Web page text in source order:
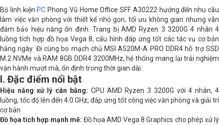
4GHz / 4MB / 4 nhân, 4 luồng )
Mainboard MSI A520M-A
RAM Team 1 x 8GB DDR4 3200MHz
Storage (SSD/HDD) Patriot 256GB SSD
Cổng kết nối 4 x USB 3.2 , 2 x USB 2.0 , LAN 1 Gb/s
Cổng xuất hình
Bộ linh kiện PC Phong Vũ Home Office SFF A30222 hướng đến nhu cầu
làm việc văn phòng với thiết kế nhỏ gọn, tối ưu không gian nhưng vẫn
đảm bảo hiệu năng ổn định. Trang bị AMD Ryzen 3 3200G 4 nhân 4
luồng tích hợp đồ họa Vega 8, cấu hình đáp ứng tốt các tác vụ cơ bản
hằng ngày. Đi cùng bo mạch chủ MSI A520M-A PRO DDR4 hỗ trợ SSD
M.2 NVMe và RAM 8GB DDR4 3200MHz, hệ thống mang lại trải nghiệm
vận hành mượt mà, ổn định trong thời gian dài.
I. Đặc điểm nổi bật
Hiệu năng xử lý cân bằng: CPU AMD Ryzen 3 3200G với 4 nhân, 4
luồng, tốc độ lên đến 4.0 GHz, đáp ứng tốt công việc văn phòng và giải trí
cơ bản.
Đồ họa tích hợp mạnh mẽ: Đồ họa AMD Vega 8 Graphics cho phép xử lý